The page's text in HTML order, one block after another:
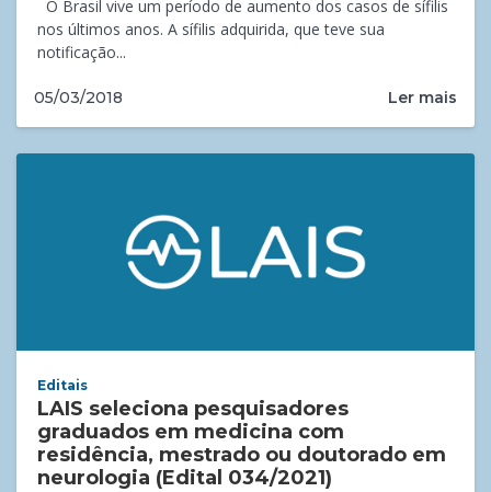
O Brasil vive um período de aumento dos casos de sífilis
nos últimos anos. A sífilis adquirida, que teve sua
notificação...
05/03/2018 Ler mais
Editais
LAIS seleciona pesquisadores
graduados em medicina com
residência, mestrado ou doutorado em
neurologia (Edital 034/2021)